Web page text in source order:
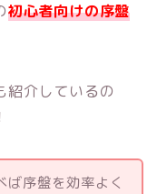
初心者向けの序盤
紹介しているの
ば序盤を効率よく